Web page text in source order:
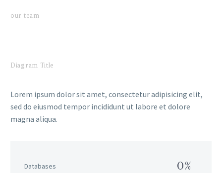
our team
Diagram Title
Lorem ipsum dolor sit amet, consectetur adipisicing elit,
sed do eiusmod tempor incididunt ut labore et dolore
magna aliqua.
Databases 0%